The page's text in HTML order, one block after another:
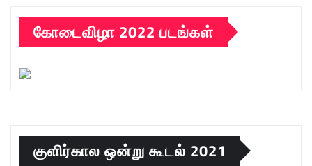
கோடைவிழா 2022 படங்கள்
குளிர்கால ஒன்று கூடல் 2021